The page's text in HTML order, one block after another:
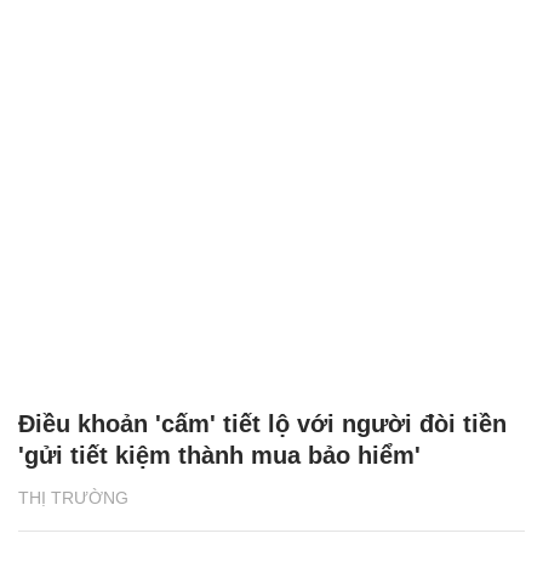
THỊ TRƯỜNG
Điều khoản 'cấm' tiết lộ với người đòi tiền
'gửi tiết kiệm thành mua bảo hiểm'